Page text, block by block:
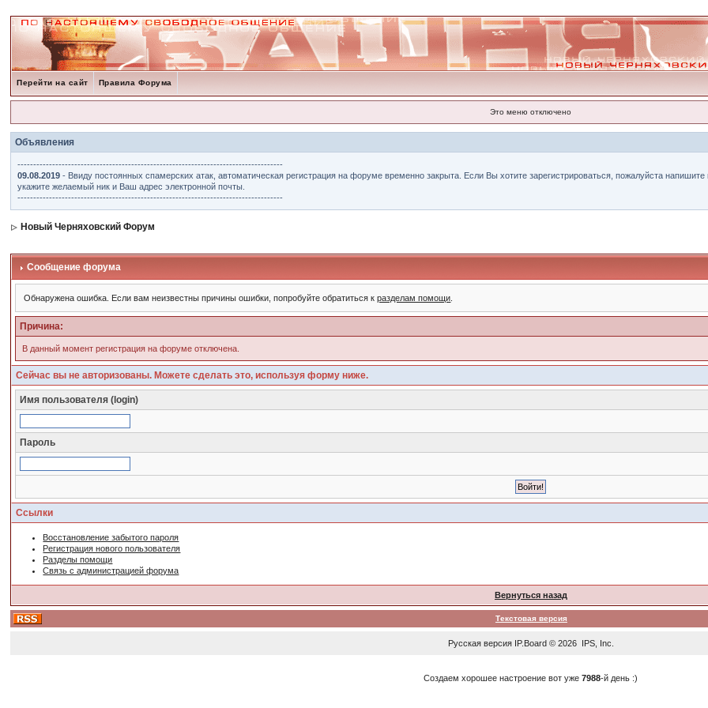
Перейти на сайт Правила Форума
Это меню отключено
Объявления
------------------------------------------------------------------------------------
09.08.2019 - Ввиду постоянных спамерских атак, автоматическая регистрация на форуме временно закрыта. Если Вы хотите зарегистрироваться, пожалуйста
укажите желаемый ник и Ваш адрес электронной почты.
------------------------------------------------------------------------------------
Новый Черняховский Форум
Сообщение форума
Обнаружена ошибка. Если вам неизвестны причины ошибки, попробуйте обратиться кразделам помощи
Причина:
В данный момент регистрация на форуме отключена.
Сейчас вы не авторизованы. Можете сделать это, используя форму ниже.
Имя пользователя (login)
Пароль
Ссылки
Восстановление забытого пароля
Регистрация нового пользователя
Разделы помощи
Связь с администрацией форума
Вернуться назад
Текстовая версия
Русская версия IP.Board© 2026 IPS, Inc
Создаем хорошее настроение вот уже7988-й день :)